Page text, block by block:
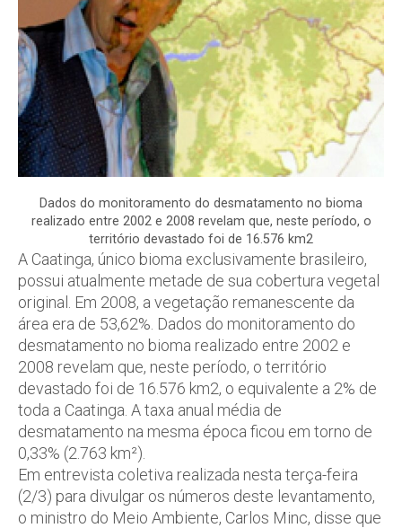
Dados do monitoramento do desmatamento no bioma
realizado entre 2002 e 2008 revelam que, neste período, o
território devastado foi de 16.576 km2
A Caatinga, único bioma exclusivamente brasileiro,
possui atualmente metade de sua cobertura vegetal
original. Em 2008, a vegetação remanescente da
área era de 53,62%. Dados do monitoramento do
desmatamento no bioma realizado entre 2002 e
2008 revelam que, neste período, o território
devastado foi de 16.576 km2, o equivalente a 2% de
toda a Caatinga. A taxa anual média de
desmatamento na mesma época ficou em torno de
0,33% (2.763 km²).
Em entrevista coletiva realizada nesta terça-feira
(2/3) para divulgar os números deste levantamento,
o ministro do Meio Ambiente, Carlos Minc, disse que